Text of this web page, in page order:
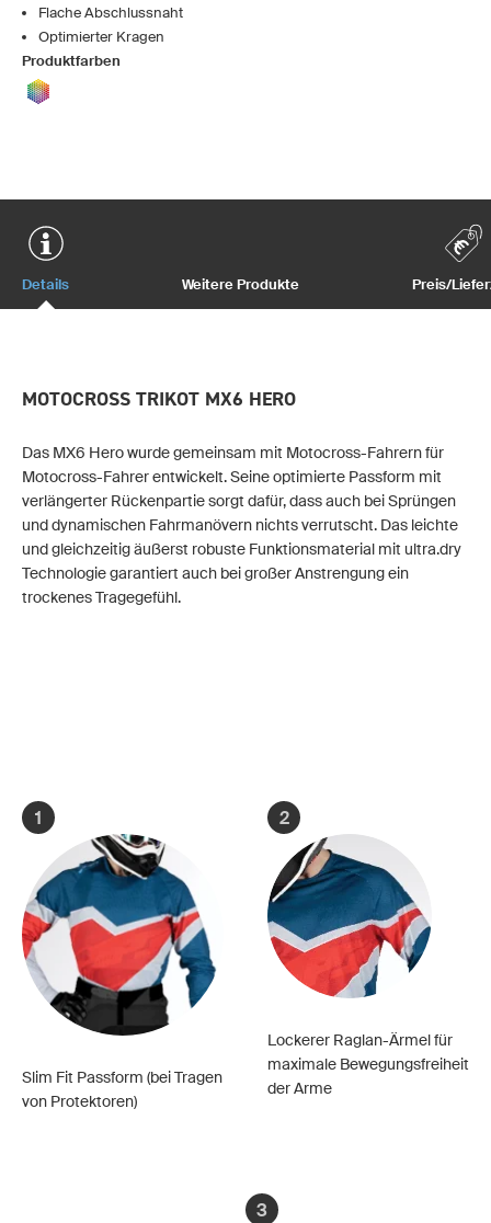
Flache Abschlussnaht
Optimierter Kragen
Produktfarben
Details Weitere Produkte Preis/
MOTOCROSS TRIKOT MX6 HERO
Das MX6 Hero wurde gemeinsam mit Motocross-Fahrern für
Motocross-Fahrer entwickelt. Seine optimierte Passform mit
verlängerter Rückenpartie sorgt dafür, dass auch bei Sprüngen
und dynamischen Fahrmanövern nichts verrutscht. Das leichte
und gleichzeitig äußerst robuste Funktionsmaterial mit ultra.dry
Technologie garantiert auch bei großer Anstrengung ein
trockenes Tragegefühl.
1
Slim Fit Passform (bei Tragen
von Protektoren)
2
Lockerer Raglan-Ärmel für
maximale Bewegungsfreiheit
der Arme
3